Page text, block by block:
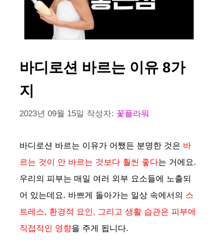
바디로션 바르는 이유 8가
지
2023년 09월 15일 작성자: 꽃플라워
바디로션 바르는 이유가 어쨌든 분명한 것은 바
르는 것이 안 바르는 것보다 훨씬 좋다는 거에요.
우리의 피부는 매일 여러 외부 요소들에 노출되
어 있는데요. 바쁘게 돌아가는 일상 속에서의 스
트레스, 환경적 요인, 그리고 생활 습관은 피부에
직접적인 영향을 주게 됩니다.